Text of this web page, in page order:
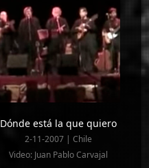
Dónde está la que quiero
2-11-2007 | Chile
Video: Juan Pablo Carvajal